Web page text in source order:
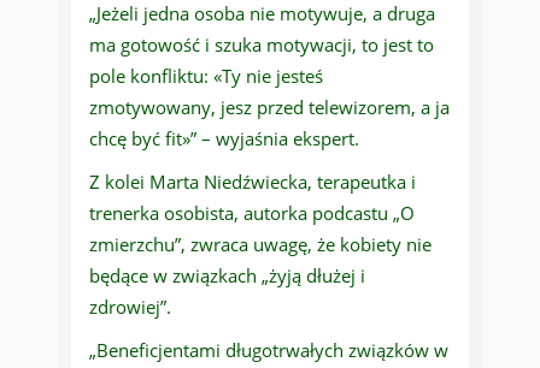
„Jeżeli jedna osoba nie motywuje, a druga
ma gotowość i szuka motywacji, to jest to
pole konfliktu: «Ty nie jesteś
zmotywowany, jesz przed telewizorem, a ja
chcę być fit»” – wyjaśnia ekspert.
Z kolei Marta Niedźwiecka, terapeutka i
trenerka osobista, autorka podcastu „O
zmierzchu”, zwraca uwagę, że kobiety nie
będące w związkach „żyją dłużej i
zdrowiej”.
„Beneficjentami długotrwałych związków w